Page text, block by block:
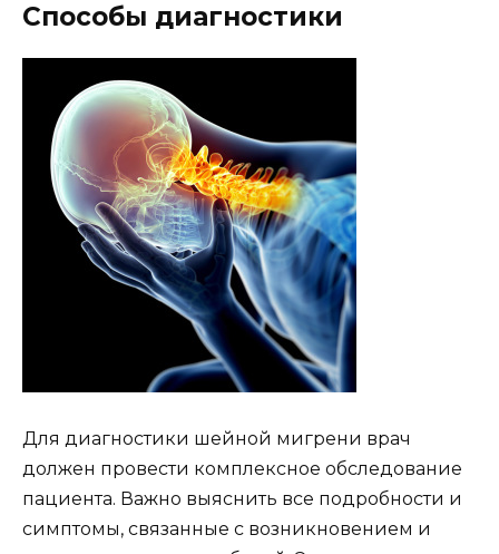
Способы диагностики
Для диагностики шейной мигрени врач
должен провести комплексное обследование
пациента. Важно выяснить все подробности и
симптомы, связанные с возникновением и